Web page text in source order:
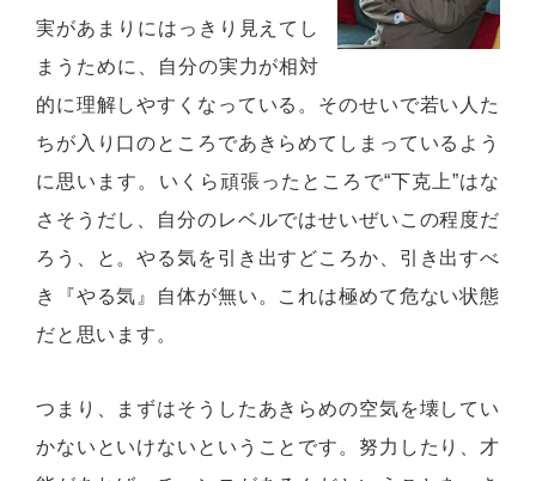
実があまりにはっきり見えてし
まうために、自分の実力が相対
的に理解しやすくなっている。そのせいで若い人た
ちが入り口のところであきらめてしまっているよう
に思います。いくら頑張ったところで“下克上”はな
さそうだし、自分のレベルではせいぜいこの程度だ
ろう、と。やる気を引き出すどころか、引き出すべ
き『やる気』自体が無い。これは極めて危ない状態
だと思います。
つまり、まずはそうしたあきらめの空気を壊してい
かないといけないということです。努力したり、才